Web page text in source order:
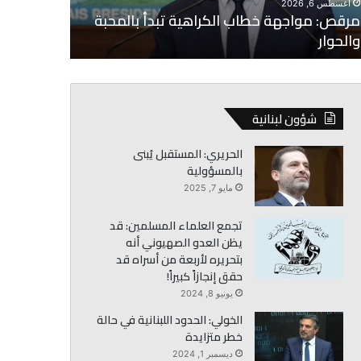
أغسطس 6, 2026
البزري: وقف النار أولوية والعفو مرشح للإقرار
شؤون لبنانية
الحريري: المستقبل يُبنى
بالمسؤولية
مايو 7, 2025
تجمع العلماء المسلمين: قد
يظن العدو الصهيوني أنه
بتحريره لأربعة من أسراه قد
حقق إنجازاً كبيراً!
يونيو 8, 2024
الخولي: الحدود اللبنانية في حالة
خطر متزايدة
ديسمبر 1, 2024